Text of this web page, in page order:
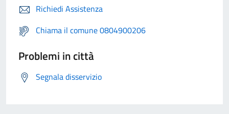
Richiedi Assistenza
Chiama il comune 0804900206
Problemi in città
Segnala disservizio